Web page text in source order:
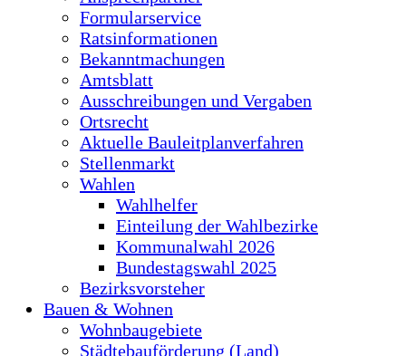
Formularservice
Ratsinformationen
Bekanntmachungen
Amtsblatt
Ausschreibungen und Vergaben
Ortsrecht
Aktuelle Bauleitplanverfahren
Stellenmarkt
Wahlen
Wahlhelfer
Einteilung der Wahlbezirke
Kommunalwahl 2026
Bundestagswahl 2025
Bezirksvorsteher
Bauen & Wohnen
Wohnbaugebiete
Städtebauförderung (Land)